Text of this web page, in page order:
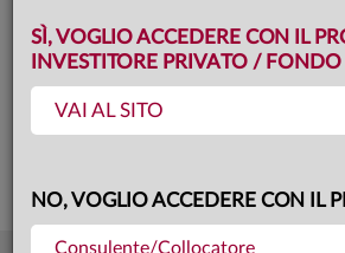
SÌ, VOGLIO ACCEDERE CON IL
INVESTITORE PRIVATO /
VAI AL SITO
NO, VOGLIO ACCEDERE CON IL
Consulente/Collocatore
Classe: BD
Questa è una comunicazione di marketing. Si prega